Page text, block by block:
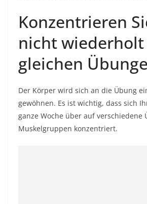
Konzentrieren
nicht
gleichen
Der Körper wird sich an die Übung
gewöhnen. Es ist wichtig, dass sich
ganze Woche über auf verschiedene
Muskelgruppen konzentriert.